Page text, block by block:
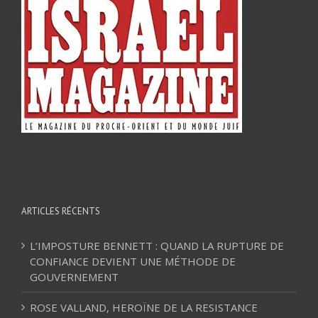
ARTICLES RÉCENTS
L’IMPOSTURE BENNETT : QUAND LA RUPTURE DE
CONFIANCE DEVIENT UNE MÉTHODE DE
GOUVERNEMENT
ROSE VALLAND, HEROÏNE DE LA RESISTANCE